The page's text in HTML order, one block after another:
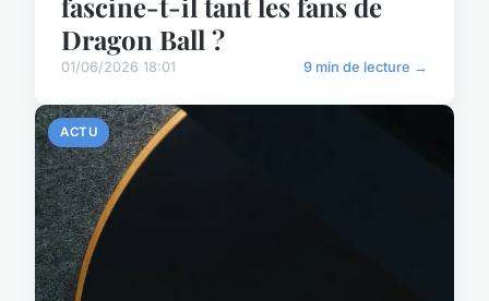
Dragon Ball ?
01/06/2026 18:01 9 min de lecture →
ACTU